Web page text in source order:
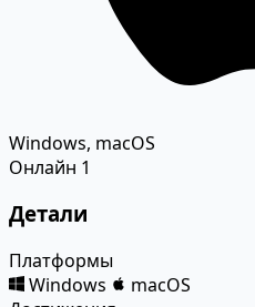
Windows, macOS
Онлайн 1
Детали
Платформы
Windows
macOS